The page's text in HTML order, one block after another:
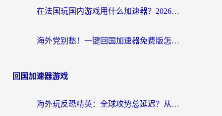
在法国玩国内游戏用什么加速器？2026实测解决延迟卡顿的实用指南
海外党别愁！一键回国加速器免费版怎么选？从踩坑到流畅访问的全攻略
回国加速器游戏
海外玩反恐精英：全球攻势总延迟？从瑞典玩神武4到外国玩黎明觉醒，选对加速器才是关键！